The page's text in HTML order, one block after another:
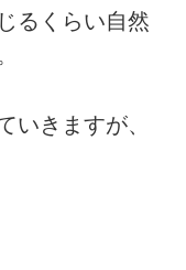
るくらい自然
いきますが、